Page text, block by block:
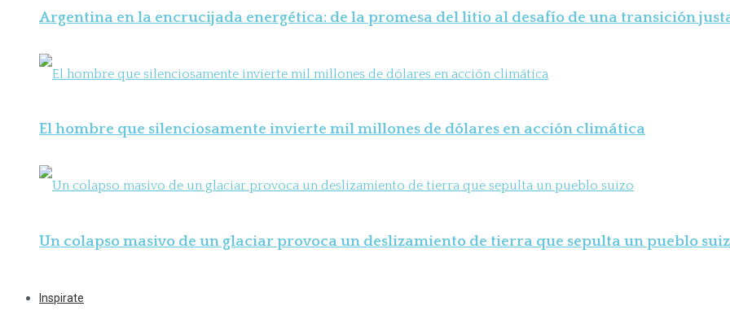
Argentina en la encrucijada energética: de la promesa del litio al desafío de una transición
El hombre que silenciosamente invierte mil millones de dólares en acción climática
Un colapso masivo de un glaciar provoca un deslizamiento de tierra que sepulta un pueblo
Inspirate